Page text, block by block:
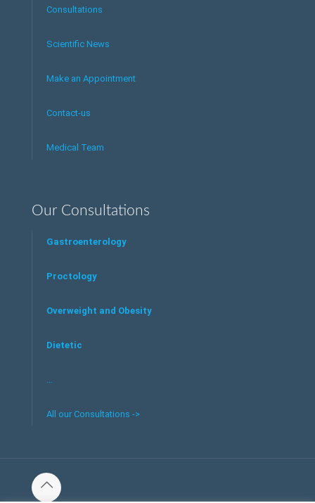
Consultations
Scientific News
Make an Appointment
Contact-us
Medical Team
Our Consultations
Gastroenterology
Proctology
Overweight and Obesity
Dietetic
All our Consultations ->